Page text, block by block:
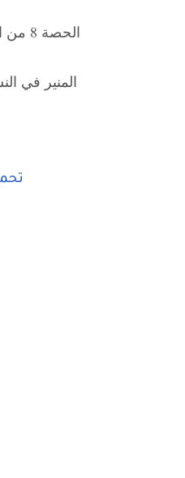
الحصة 8 من الوحدة الثالثة
المنير في